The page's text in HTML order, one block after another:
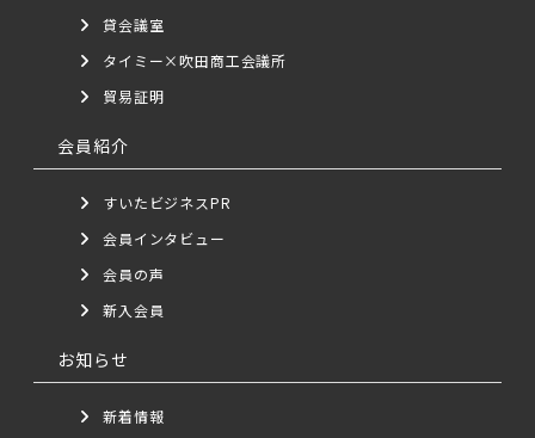
貸会議室
タイミー×吹田商工会議所
貿易証明
会員紹介
すいたビジネスPR
会員インタビュー
会員の声
新入会員
お知らせ
新着情報